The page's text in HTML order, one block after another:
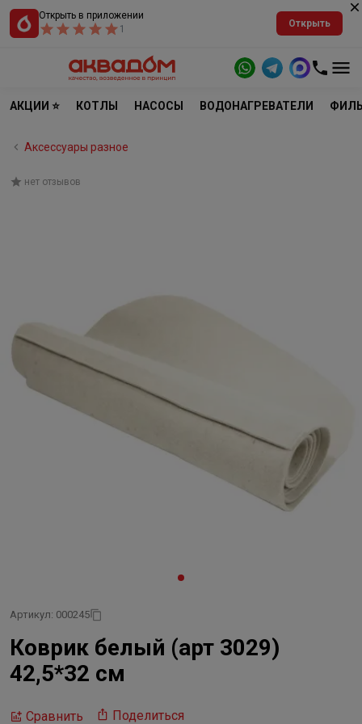
Открыть в приложении
1
Открыть
АКЦИИ ⭐ КОТЛЫ НАСОСЫ ВОДОНАГРЕВАТЕЛИ
Аксессуары разное
нет отзывов
Артикул: 000245
Коврик белый (арт 3029)
42,5*32 см
Сравнить Поделиться